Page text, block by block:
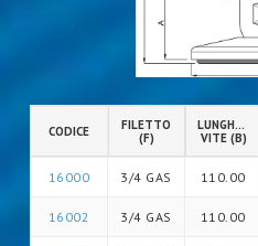
CODICE
FILETTO
(F)
LUNGHEZZA
VITE (B)
16000 3/4 GAS 110.00
16002 3/4 GAS 110.00